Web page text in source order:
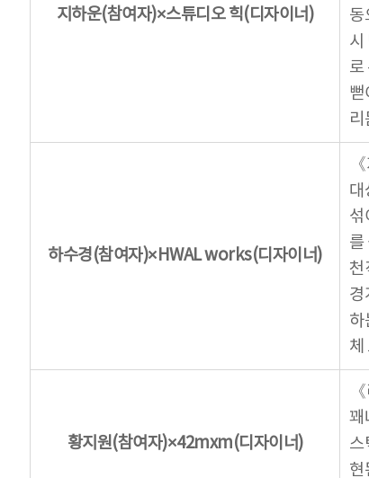
지하운(참여자)×스튜디오 힉(디자이너)
동
시
로
뻗
리
하수경(참여자)×HWAL works(디자이너)
대
섞
를
천
경
하
체
황지원(참여자)×42mxm(디자이너)
꽤
스
현